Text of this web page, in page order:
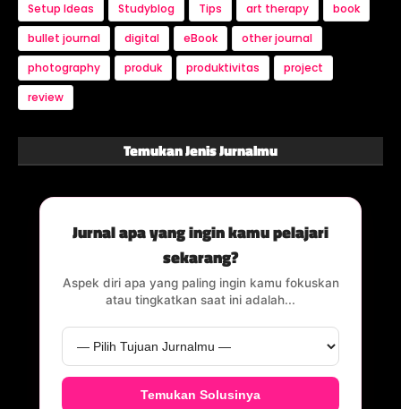
Setup Ideas
Studyblog Tips art therapy
book
bullet journal
digital eBook
other journal
photography
produk produktivitas
project
review
Temukan Jenis Jurnalmu
Jurnal apa yang ingin kamu pelajari
sekarang?
Aspek diri apa yang paling ingin kamu fokuskan
atau tingkatkan saat ini adalah...
Temukan Solusinya